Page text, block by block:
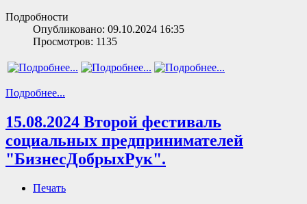
Подробности
Опубликовано: 09.10.2024 16:35
Просмотров: 1135
Подробнее...
15.08.2024 Второй фестиваль
социальных предпринимателей
"БизнесДобрыхРук".
Печать